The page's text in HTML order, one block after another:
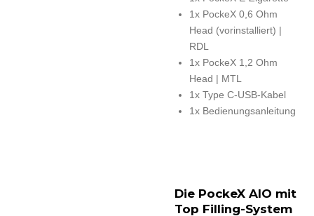
1x PockeX 0,6 Ohm
Head (vorinstalliert) |
RDL
1x PockeX 1,2 Ohm
Head | MTL
1x Type C-USB-Kabel
1x Bedienungsanleitung
Die PockeX AIO mit
Top Filling-System